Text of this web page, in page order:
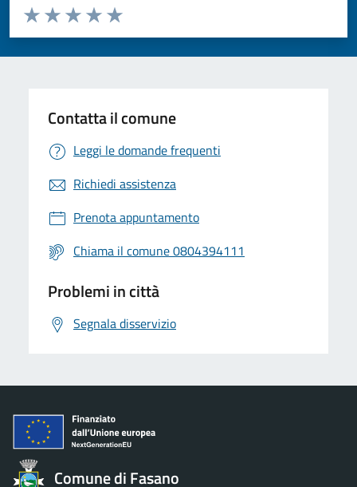
Valuta da 1 a 5 stelle la pagina
Valuta 5 stelle su 5
Valuta 4 stelle su 5
Valuta 3 stelle su 5
Valuta 2 stelle su 5
Valuta 1 stelle su 5
Contatta il comune
Leggi le domande frequenti
Richiedi assistenza
Prenota appuntamento
Chiama il comune 0804394111
Problemi in città
Segnala disservizio
Comune di Fasano